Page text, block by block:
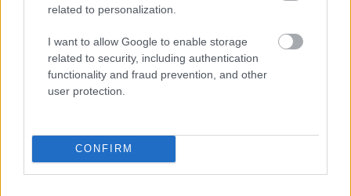
related to personalization.
I want to allow Google to enable storage
related to security, including authentication
functionality and fraud prevention, and other
user protection.
CONFIRM